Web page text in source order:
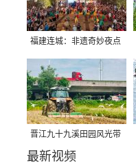
福建连城：非遗奇妙夜点
亮夏夜
晋江九十九溪田园风光带
千亩早稻迎来成熟收割季
最新视频